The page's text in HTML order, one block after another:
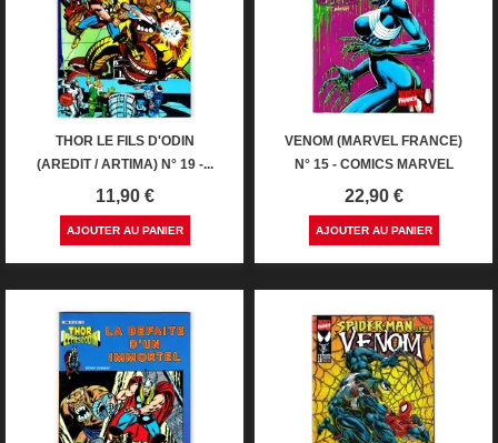
THOR LE FILS D'ODIN
(AREDIT / ARTIMA) N° 19 -...
Prix
11,90 €
AJOUTER AU PANIER
VENOM (MARVEL FRANCE)
N° 15 - COMICS MARVEL
Prix
22,90 €
AJOUTER AU PANIER